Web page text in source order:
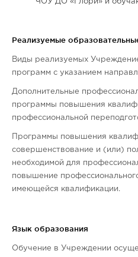
ЧОУ ДО «Глори» и
Реализуемые
Виды реализуемых
программ с указанием
Дополнительные
программы повышения
профессиональной
Программы повышения
совершенствование и (или)
необходимой для
повышение
имеющейся квалификации.
Язык образования
Обучение в Учреждении